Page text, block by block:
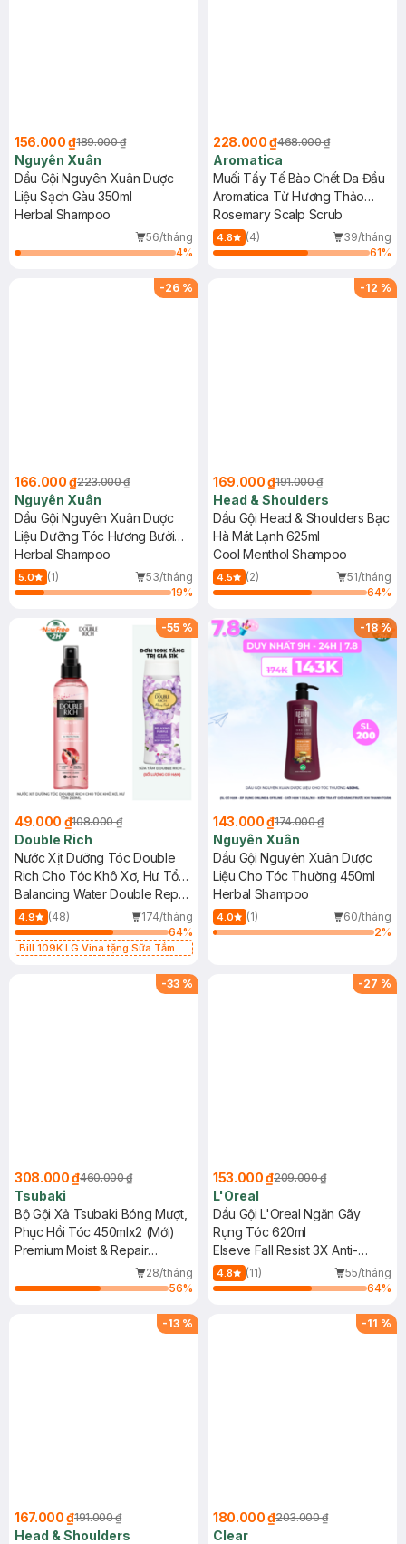
156.000 ₫189.000 ₫
Nguyên Xuân
Dầu Gội Nguyên Xuân Dược
Liệu Sạch Gàu 350ml
Herbal Shampoo
56/tháng
4%
228.000 ₫468.000 ₫
Aromatica
Muối Tẩy Tế Bào Chết Da Đầu
Aromatica Từ Hương Thảo
165g
Rosemary Scalp Scrub
4.8 (4)
39/tháng
61%
-26 %
166.000 ₫223.000 ₫
Nguyên Xuân
Dầu Gội Nguyên Xuân Dược
Liệu Dưỡng Tóc Hương Bưởi
450ml
Herbal Shampoo
5.0 (1)
53/tháng
19%
-12 %
169.000 ₫191.000 ₫
Head & Shoulders
Dầu Gội Head & Shoulders Bạc
Hà Mát Lạnh 625ml
Cool Menthol Shampoo
4.5 (2)
51/tháng
64%
-55 %
49.000 ₫108.000 ₫
Double Rich
Nước Xịt Dưỡng Tóc Double
Rich Cho Tóc Khô Xơ, Hư Tổn
250ml
Balancing Water Double Repair
UV Protection
4.9 (48)
174/tháng
64%
Bill 109K LG Vina tặng Sữa Tắm
-18%
143.000 ₫174.000 ₫
Nguyên Xuân
Dầu Gội Nguyên Xuân Dược
Liệu Cho Tóc Thường 450ml
Herbal Shampoo
4.0 (1)
60/tháng
2%
-33 %
308.000 ₫460.000 ₫
Tsubaki
Bộ Gội Xả Tsubaki Bóng Mượt,
Phục Hồi Tóc 450mlx2 (Mới)
Premium Moist & Repair
Shampoo + Conditioner28/tháng
56%
-27 %
153.000 ₫209.000 ₫
L'Oreal
Dầu Gội L'Oreal Ngăn Gãy
Rụng Tóc 620ml
Elseve Fall Resist 3X Anti-
Hairfall Shampoo-Scalp+Hair
4.8 (11)
55/tháng
64%
-13 %
167.000 ₫191.000 ₫
Head & Shoulders
-11 %
180.000 ₫203.000 ₫
Clear